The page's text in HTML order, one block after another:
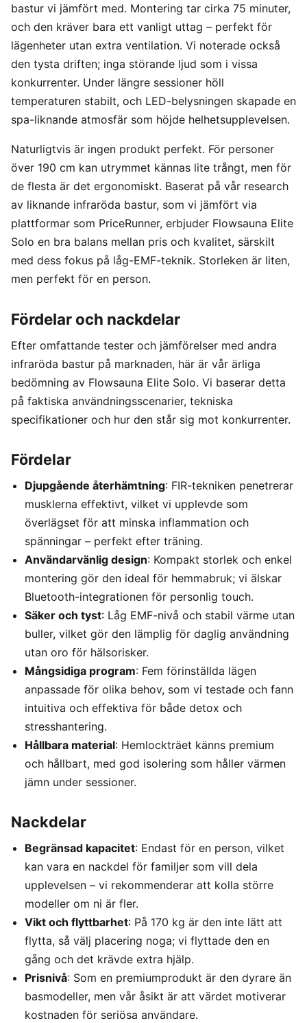
bastur vi jämfört med. Montering tar cirka 75 minuter,
och den kräver bara ett vanligt uttag – perfekt för
lägenheter utan extra ventilation. Vi noterade också
den tysta driften; inga störande ljud som i vissa
konkurrenter. Under längre sessioner höll
temperaturen stabilt, och LED-belysningen skapade en
spa-liknande atmosfär som höjde helhetsupplevelsen.
Naturligtvis är ingen produkt perfekt. För personer
över 190 cm kan utrymmet kännas lite trångt, men för
de flesta är det ergonomiskt. Baserat på vår research
av liknande infraröda bastur, som vi jämfört via
plattformar som PriceRunner, erbjuder Flowsauna Elite
Solo en bra balans mellan pris och kvalitet, särskilt
med dess fokus på låg-EMF-teknik. Storleken är liten,
men perfekt för en person.
Fördelar och nackdelar
Efter omfattande tester och jämförelser med andra
infraröda bastur på marknaden, här är vår ärliga
bedömning av Flowsauna Elite Solo. Vi baserar detta
på faktiska användningsscenarier, tekniska
specifikationer och hur den står sig mot konkurrenter.
Fördelar
Djupgående återhämtning: FIR-tekniken penetrerar
musklerna effektivt, vilket vi upplevde som
överlägset för att minska inflammation och
spänningar – perfekt efter träning.
Användarvänlig design: Kompakt storlek och enkel
montering gör den ideal för hemmabruk; vi älskar
Bluetooth-integrationen för personlig touch.
Säker och tyst: Låg EMF-nivå och stabil värme utan
buller, vilket gör den lämplig för daglig användning
utan oro för hälsorisker.
Mångsidiga program: Fem förinställda lägen
anpassade för olika behov, som vi testade och fann
intuitiva och effektiva för både detox och
stresshantering.
Hållbara material: Hemlockträet känns premium
och hållbart, med god isolering som håller värmen
jämn under sessioner.
Nackdelar
Begränsad kapacitet: Endast för en person, vilket
kan vara en nackdel för familjer som vill dela
upplevelsen – vi rekommenderar att kolla större
modeller om ni är fler.
Vikt och flyttbarhet: På 170 kg är den inte lätt att
flytta, så välj placering noga; vi flyttade den en
gång och det krävde extra hjälp.
Prisnivå: Som en premiumprodukt är den dyrare än
basmodeller, men vår åsikt är att värdet motiverar
kostnaden för seriösa användare.